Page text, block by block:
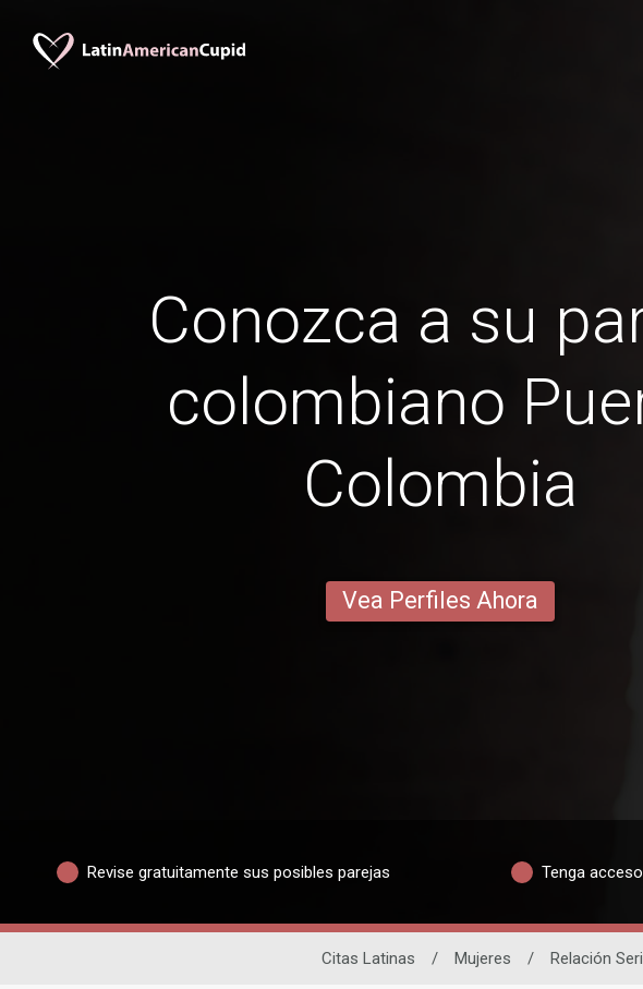
Conozca a su
colombiano
Colombia
Vea Perfiles Ahora
Revise gratuitamente sus posibles parejas Tenga
Citas Latinas / Mujeres / Relación